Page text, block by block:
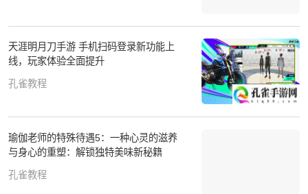
天涯明月刀手游 手机扫码登录新功能上
线，玩家体验全面提升
孔雀教程
瑜伽老师的特殊待遇5：一种心灵的滋养
与身心的重塑：解锁独特美味新秘籍
孔雀教程